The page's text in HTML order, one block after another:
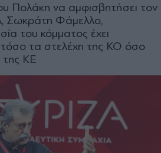
Πολάκη να αμφισβητήσει τον
Σωκράτη Φάμελλο,
του κόμματος έχει
τόσο τα στελέχη της ΚΟ όσο
της ΚΕ